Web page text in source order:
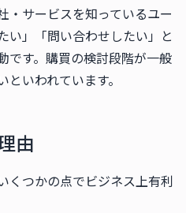
・サービスを知っているユー
い」「問い合わせしたい」と
です。購買の検討段階が一般
いわれています。
由
くつかの点でビジネス上有利